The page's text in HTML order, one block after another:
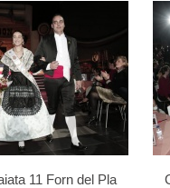
11 Forn del Pla